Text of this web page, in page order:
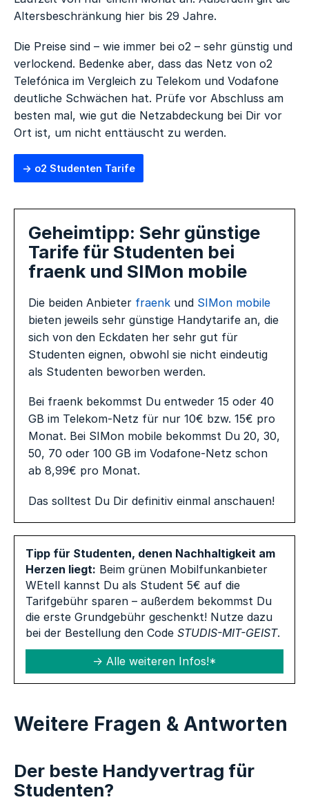
Altersbeschränkung hier bis 29 Jahre.
Die Preise sind – wie immer bei o2 – sehr günstig und
verlockend. Bedenke aber, dass das Netz von o2
Telefónica im Vergleich zu Telekom und Vodafone
deutliche Schwächen hat. Prüfe vor Abschluss am
besten mal, wie gut die Netzabdeckung bei Dir vor
Ort ist, um nicht enttäuscht zu werden.
o2 Studenten Tarife
Geheimtipp: Sehr günstige
Tarife für Studenten bei
fraenk und SIMon mobile
Die beiden Anbieter fraenk und SIMon mobile
bieten jeweils sehr günstige Handytarife an, die
sich von den Eckdaten her sehr gut für
Studenten eignen, obwohl sie nicht eindeutig
als Studenten beworben werden.
Bei fraenk bekommst Du entweder 15 oder 40
GB im Telekom-Netz für nur 10€ bzw. 15€ pro
Monat. Bei SIMon mobile bekommst Du 20, 30,
50, 70 oder 100 GB im Vodafone-Netz schon
ab 8,99€ pro Monat.
Das solltest Du Dir definitiv einmal anschauen!
Tipp für Studenten, denen Nachhaltigkeit am
Herzen liegt: Beim grünen Mobilfunkanbieter
WEtell kannst Du als Student 5€ auf die
Tarifgebühr sparen – außerdem bekommst Du
die erste Grundgebühr geschenkt! Nutze dazu
bei der Bestellung den CodeSTUDIS-MIT-GEIST.
Alle weiteren Infos!*
Weitere Fragen & Antworten
Der beste Handyvertrag für
Studenten?